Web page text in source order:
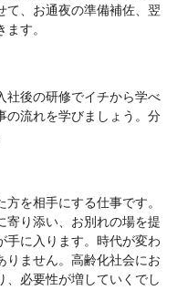
て、お通夜の準備補佐、翌
す。
社後の研修でイチから学べ
の流れを学びましょう。分
を相手にする仕事です。
寄り添い、お別れの場を提
手に入ります。時代が変わ
りません。高齢化社会にお
、必要性が増していくでし